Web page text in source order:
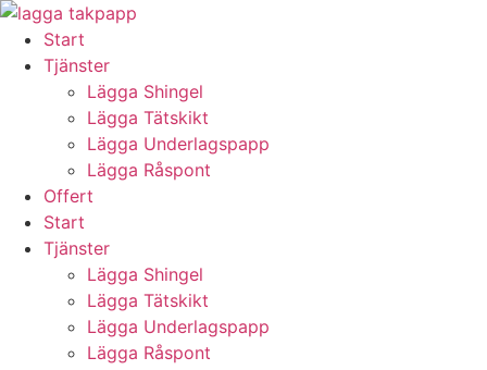
Skip
content
Start
Tjänster
Lägga Shingel
Lägga Tätskikt
Lägga Underlagspapp
Lägga Råspont
Offert
Start
Tjänster
Lägga Shingel
Lägga Tätskikt
Lägga Underlagspapp
Lägga Råspont